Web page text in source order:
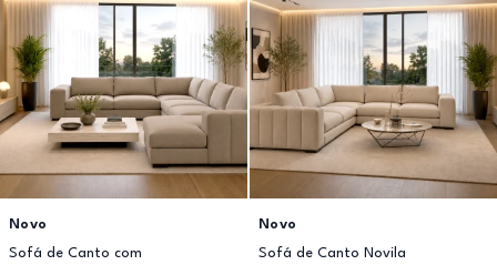
Novo
Sofá de Canto com
Novo
Sofá de Canto Novila